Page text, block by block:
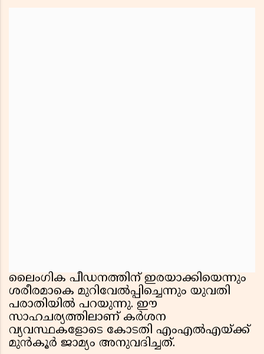
ലൈംഗിക പീഡനത്തിന് ഇരയാക്കിയെന്നും
ശരീരമാകെ മുറിവേൽപ്പിച്ചെന്നും യുവതി
പരാതിയിൽ പറയുന്നു. ഈ
സാഹചര്യത്തിലാണ് കർശന
വ്യവസ്ഥകളോടെ കോടതി എംഎൽഎയ്ക്ക്
മുൻകൂർ ജാമ്യം അനുവദിച്ചത്.